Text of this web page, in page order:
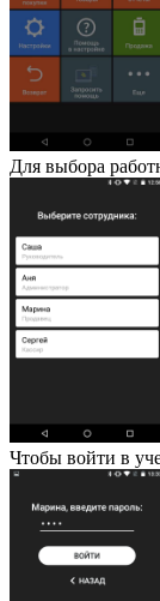
Для выбора
Чтобы войти в